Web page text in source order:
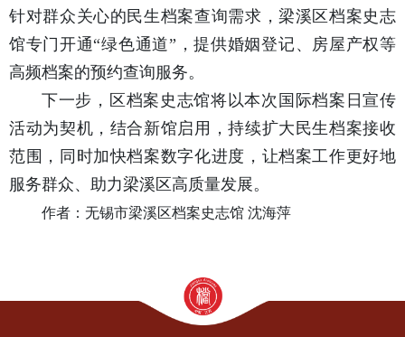
针对群众关心的民生档案查询需求，梁溪区档案史志
馆专门开通“绿色通道”，提供婚姻登记、房屋产权等
高频档案的预约查询服务。
下一步，区档案史志馆将以本次国际档案日宣传
活动为契机，结合新馆启用，持续扩大民生档案接收
范围，同时加快档案数字化进度，让档案工作更好地
服务群众、助力梁溪区高质量发展。
作者：无锡市梁溪区档案史志馆 沈海萍